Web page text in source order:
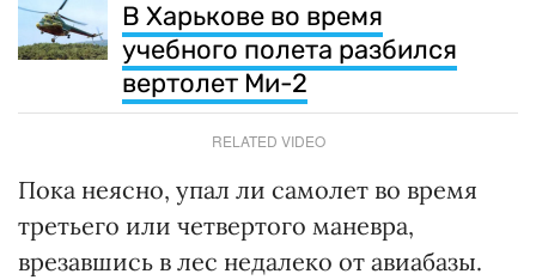
В Харькове во время
учебного полета разбился
вертолет Ми-2
RELATED VIDEO
Пока неясно, упал ли самолет во время
третьего или четвертого маневра,
врезавшись в лес недалеко от авиабазы.